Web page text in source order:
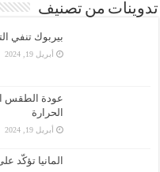
تدوينات من تصنيف
بيربوك تنفي
أبريل 19, 2024
عودة الطقس
الحرارة
أبريل 19, 2024
المانيا